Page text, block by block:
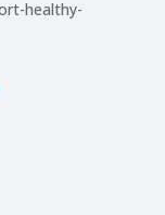
healthy-